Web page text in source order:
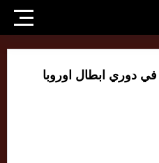
في دوري ابطال اوروبا